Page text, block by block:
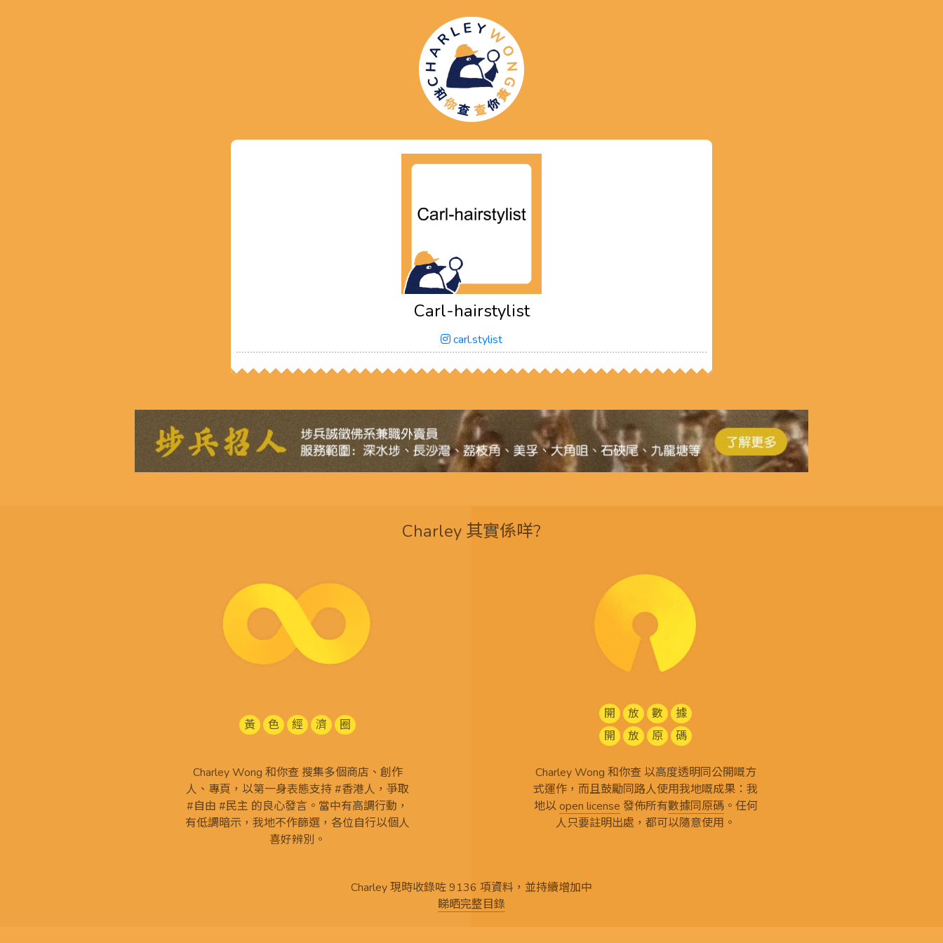
Carl-hairstylist
carl.stylist
Charley 其實係咩?
黃 色 經 濟 圈
Charley Wong 和你查 搜集多個商店、創作
人、專頁，以第一身表態支持 #香港人，爭取
#自由 #民主 的良心發言。當中有高調行動，
有低調暗示，我地不作篩選，各位自行以個人
喜好辨別。
開 放 數
據
開
放 原 碼
Charley Wong 和你查 以高度透明同公開嘅方
式運作，而且鼓勵同路人使用我地嘅成果：我
地以open license 發佈所有數據同原碼。任何
人只要註明出處，都可以隨意使用。
Charley 現時收錄咗 9136 項資料，並持續增加中
睇晒完整目錄